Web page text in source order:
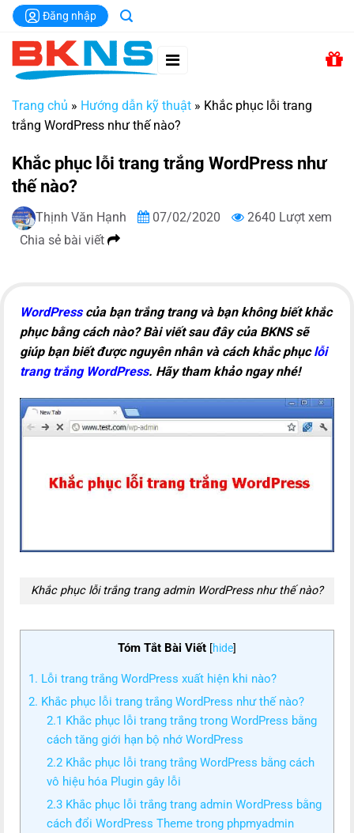
Chuyển
đến
dung
Đăng nhập
Trang chủ » Hướng dẫn kỹ thuật » Khắc phục lỗi trang
trắng WordPress như thế nào?
Khắc phục lỗi trang trắng WordPress như
thế nào?
Thịnh Văn Hạnh 07/02/2020
2640 Lượt xem
Chia sẻ bài viết
WordPresscủa bạn trắng trang và bạn không biết khắc
phục bằng cách nào? Bài viết sau đây của BKNS sẽ
giúp bạn biết được nguyên nhân và cách khắc phụclỗi
trang trắng WordPress. Hãy tham khảo ngay nhé!
Khắc phục lỗi trắng trang admin WordPress như thế nào?
Tóm Tắt Bài Viết [hide]
1. Lỗi trang trắng WordPress xuất hiện khi nào?
2. Khắc phục lỗi trang trắng WordPress như thế nào?
2.1 Khắc phục lỗi trang trắng trong WordPress bằng
cách tăng giới hạn bộ nhớ WordPress
2.2 Khắc phục lỗi trang trắng WordPress bằng cách
vô hiệu hóa Plugin gây lỗi
2.3 Khắc phục lỗi trắng trang admin WordPress bằng
cách đổi WordPress Theme trong phpmyadmin